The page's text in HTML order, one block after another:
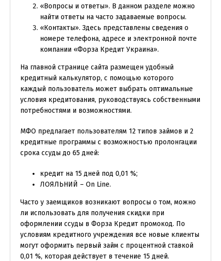
«Вопросы и ответы». В данном разделе можно
найти ответы на часто задаваемые вопросы.
«Контакты». Здесь представлены сведения о
номере телефона, адресе и электронной почте
компании «Форза Кредит Украина».
На главной странице сайта размещен удобный
кредитный калькулятор, с помощью которого
каждый пользователь может выбрать оптимальные
условия кредитования, руководствуясь собственными
потребностями и возможностями.
МФО предлагает пользователям 12 типов займов и 2
кредитные программы с возможностью пролонгации
срока ссуды до 65 дней:
кредит на 15 дней под 0,01 %;
ЛОЯЛЬНИЙ – On Line.
Часто у заемщиков возникают вопросы о том, можно
ли использовать для получения скидки при
оформлении ссуды в Форза Кредит промокод. По
условиям кредитного учреждения все новые клиенты
могут оформить первый займ с процентной ставкой
0,01 %, которая действует в течение 15 дней.